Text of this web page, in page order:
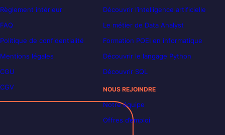
Règlement intérieur
FAQ
Politique de confidentialité
Mentions légales
CGU
CGV
Découvrir l’intelligence artificielle
Le métier de Data Analyst
Formation POEI en informatique
Découvrir le langage Python
Découvrir SQL
NOUS REJOINDRE
Notre équipe
Offres d’emploi